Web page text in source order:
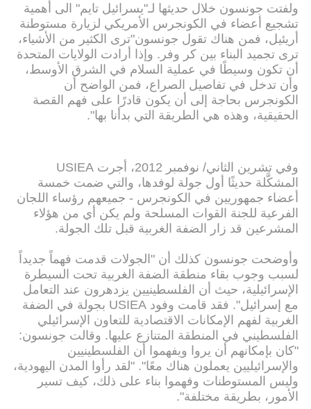
ولفتت جونسون خلال حديثها لـ"يسرائيل تايم" الى أهمية
تشجيع أعضاء في الكونجرس الأمريكي لزيارة مستوطنة
أريئيل، فمن هناك تقول جونسون"ترى الكثير من الأشياء،
ترى تجميد البناء بين كر وفر. وإذا أرادت الولايات المتحدة
أن تكون وسيطًا في عملية السلام في الشرق الأوسط،
وأن تدخل في تفاصيل الصراع، فمن الواضح أن
الكونجرس بحاجة إلى أن يكون قادرًا على فهم القصة
الحقيقية، وهذه هي الطريقة التي بدأنا بها".
وفي تشرين الثاني/ نوفمبر 2012، أجرت USIEA
المشكَّلة حديثًا أول جولة لوفدها، والتي ضمت خمسة
أعضاء جمهوريين في الكونجرس - جميعهم رؤساء اللجان
الفرعية للجنة القوات المسلحة ولم يكن أي من هؤلاء
المشرعين قد زار الضفة الغربية قبل تلك الجولة.
وأوضحت جونسون كذلك أن "الجولات قدمت فهماً جديداً
لسبب وجوب بقاء منطقة الضفة الغربية تحت السيطرة
الإسرائيلية، حيث أن الفلسطينيين يزدهرون عند التعامل
مع إسرائيل". فقد قامت وفود USIEA بجولة في الضفة
الغربية لفهم الإمكانات الاقتصادية للتعاون الإسرائيلي
الفلسطيني في المنطقة المتنازع عليها. وقالت جونسون:
"كان بإمكانهم أن يروا ويفهموا أن الفلسطينيين
والإسرائيليين يعملون هناك معًا". "لقد رأوا المدن اليهودية،
وليس المستوطنات وفهموا بناء على ذلك، كيف تسير
الأمور، بطريقة مختلفة".